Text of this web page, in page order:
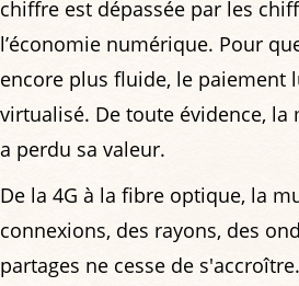
chiffre est dépassée par les
l’économie numérique. Pour
encore plus fluide, le paiement
virtualisé. De toute évidence,
a perdu sa valeur.
De la 4G à la fibre optique, la
connexions, des rayons, des
partages ne cesse de